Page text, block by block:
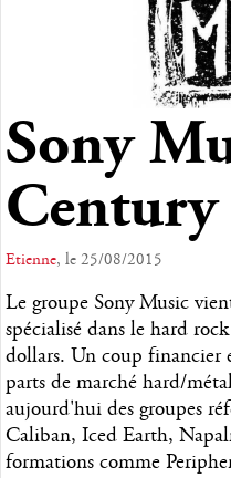
Sony
Etienne, le 25/08/2015
Le groupe Sony Music
spécialisé dans le hard
dollars. Un coup financier
parts de marché hard/
aujourd'hui des groupes
Caliban, Iced Earth,
formations comme